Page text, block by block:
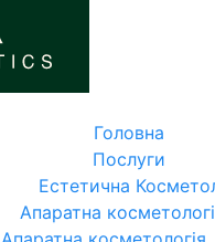
Головна
Послуги
Естетична
Апаратна